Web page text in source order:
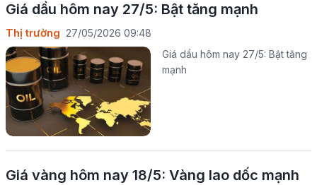
Giá dầu hôm nay 27/5: Bật tăng mạnh
Thị trường 27/05/2026 09:48
Giá dầu hôm nay 27/5: Bật tăng
mạnh
Giá vàng hôm nay 18/5: Vàng lao dốc mạnh